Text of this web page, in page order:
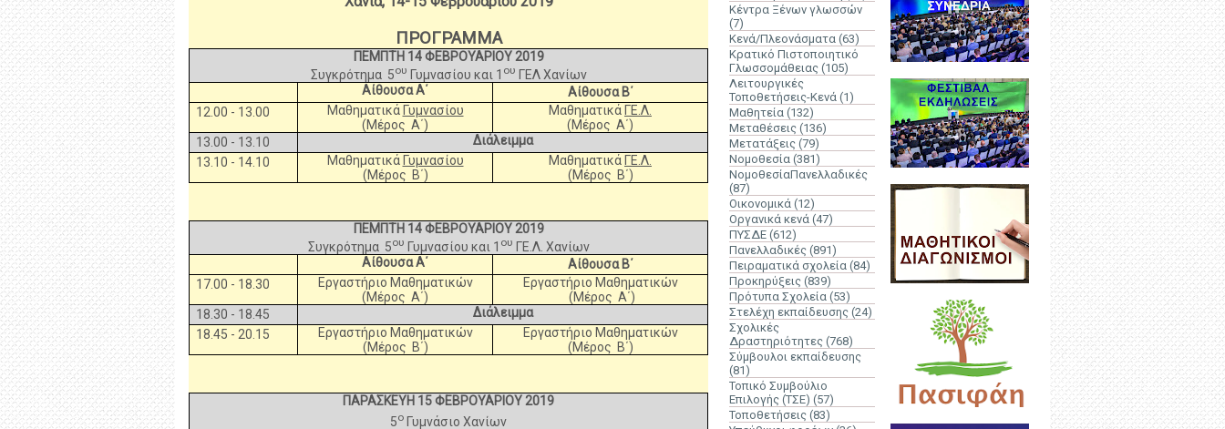
ΠΡΟΓΡΑΜΜΑ
ΠΕΜΠΤΗ 14 ΦΕΒΡΟΥΑΡΙΟΥ 2019
Συγκρότημα 5ου Γυμνασίου και 1 ου ΓΕΛ Χανίων
Αίθουσα Α΄
Αίθουσα Β΄
12.00 - 13.00
Μαθηματικά Γυμνασίου
(Μέρος Α΄)
Μαθηματικά ΓΕ.Λ.
(Μέρος Α΄)
13.00 - 13.10
Διάλειμμα
13.10 - 14.10
Μαθηματικά Γυμνασίου
(Μέρος Β΄)
Μαθηματικά ΓΕ.Λ.
(Μέρος Β΄)
ΠΕΜΠΤΗ 14 ΦΕΒΡΟΥΑΡΙΟΥ 2019
Συγκρότημα 5ου Γυμνασίου και 1 ου ΓΕ.Λ. Χανίων
Αίθουσα Α΄
Αίθουσα Β΄
17.00 - 18.30
Εργαστήριο Μαθηματικών
(Μέρος Α΄)
Εργαστήριο Μαθηματικών
(Μέρος Α΄)
18.30 - 18.45
Διάλειμμα
18.45 - 20.15
Εργαστήριο Μαθηματικών
(Μέρος Β΄)
Εργαστήριο Μαθηματικών
(Μέρος Β΄)
ΠΑΡΑΣΚΕΥΗ 15 ΦΕΒΡΟΥΑΡΙΟΥ 2019
5ο Γυμνάσιο Χανίων
Κέντρα Ξένων γλωσσών
(7)
Κενά/Πλεονάσματα (63)
Κρατικό Πιστοποιητικό
Γλωσσομάθειας (105)
Λειτουργικές
Τοποθετήσεις-Κενά (1)
Μαθητεία (132)
Μεταθέσεις (136)
Μετατάξεις (79)
Νομοθεσία (381)
ΝομοθεσίαΠανελλαδικές
(87)
Οικονομικά (12)
Οργανικά κενά (47)
ΠΥΣΔΕ (612)
Πανελλαδικές (891)
Πειραματικά σχολεία (84)
Προκηρύξεις (839)
Πρότυπα Σχολεία (53)
Στελέχη εκπαίδευσης (24)
Σχολικές
Δραστηριότητες (768)
Σύμβουλοι εκπαίδευσης
(81)
Τοπικό Συμβούλιο
Επιλογής (ΤΣΕ) (57)
Τοποθετήσεις (83)